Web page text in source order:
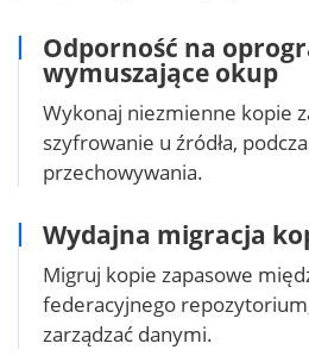
Odporność na
wymuszające okup
Wykonaj niezmienne kopie
szyfrowanie u źródła,
przechowywania.
Wydajna migracja
Migruj kopie zapasowe
federacyjnego
zarządzać danymi.